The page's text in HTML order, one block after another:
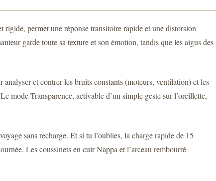
rigide, permet une réponse transitoire rapide et une distorsion
garde toute sa texture et son émotion, tandis que les aigus des
et contrer les bruits constants (moteurs, ventilation) et les
mode Transparence, activable d’un simple geste sur l’oreillette,
sans recharge. Et si tu l’oublies, la charge rapide de 15
Les coussinets en cuir Nappa et l’arceau rembourré